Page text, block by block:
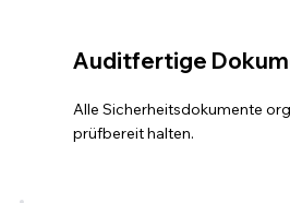
Auditfertige
Alle Sicherheitsdokumente
prüfbereit halten.